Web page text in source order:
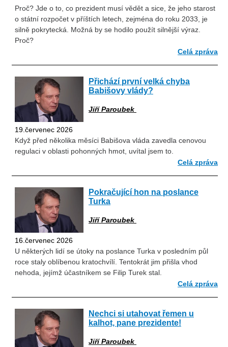
Proč? Jde o to, co prezident musí vědět a sice, že jeho starost
o státní rozpočet v příštích letech, zejména do roku 2033, je
silně pokrytecká. Možná by se hodilo použít silnější výraz.
Proč?
Celá zpráva
Přichází první velká chyba
Babišovy vlády?
Jiří Paroubek
19.červenec 2026
Když před několika měsíci Babišova vláda zavedla cenovou
regulaci v oblasti pohonných hmot, uvítal jsem to.
Celá zpráva
Pokračující hon na poslance
Turka
Jiří Paroubek
16.červenec 2026
U některých lidí se útoky na poslance Turka v posledním půl
roce staly oblíbenou kratochvílí. Tentokrát jim přišla vhod
nehoda, jejímž účastníkem se Filip Turek stal.
Celá zpráva
Nechci si utahovat řemen u
kalhot, pane prezidente!
Jiří Paroubek